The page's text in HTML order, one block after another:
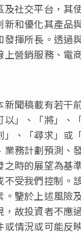
社交平台，其
和優化其產品
揮所長。透過
營銷服務、電
聞稿載有若干
以」、「將」
、「尋求」或
務計劃預測、
時的展望為基
不受我們控制。
。鑒於上述風險
故投資者不應
情況或可能反